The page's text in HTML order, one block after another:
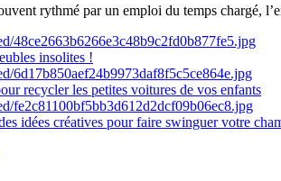
rythmé par un emploi du temps chargé,
insolites !
recycler les petites voitures de vos enfants
idées créatives pour faire swinguer votre